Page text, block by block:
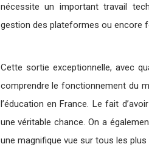
nécessite un important travail
gestion des plateformes ou encore
Cette sortie exceptionnelle, avec
comprendre le fonctionnement du
l’éducation en France. Le fait
une véritable chance. On a
une magnifique vue sur tous les